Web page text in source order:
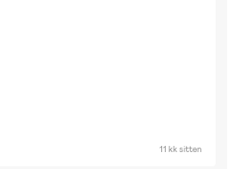
11 kk sitten